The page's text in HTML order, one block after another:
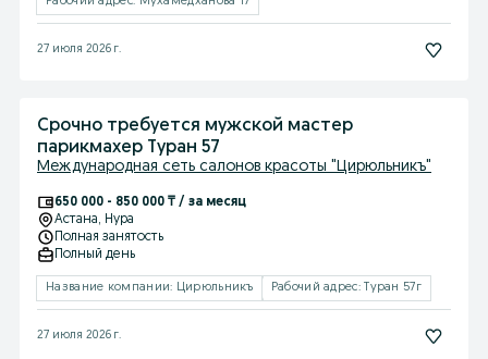
27 июля 2026 г.
Срочно требуется мужской мастер
парикмахер Туран 57
Международная сеть салонов красоты "Цирюльникъ"
650 000 - 850 000 ₸ / за месяц
Астана, Нура
Полная занятость
Полный день
Название компании: Цирюльникъ Рабочий адрес: Туран 57г
27 июля 2026 г.